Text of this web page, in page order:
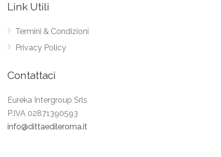
Link Utili
Termini & Condizioni
Privacy Policy
Contattaci
Eureka Intergroup Srls
P.IVA 02871390593
info@dittaedileroma.it